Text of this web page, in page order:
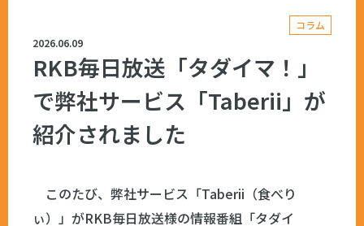
コラム
2026.06.09
RKB毎日放送「タダイマ！」
で弊社サービス「Taberii」が
紹介されました
このたび、弊社サービス「Taberii（食べり
ぃ）」がRKB毎日放送様の情報番組「タダイ